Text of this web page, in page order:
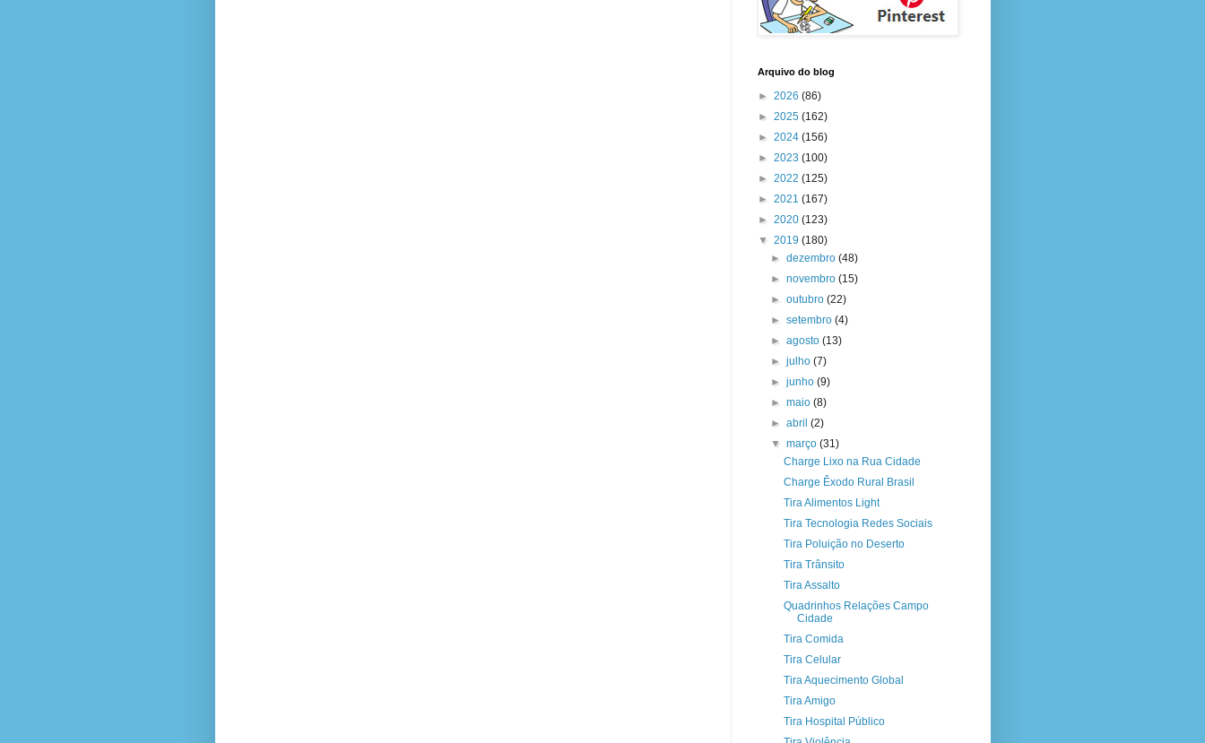
Arquivo do blog
► 2026 (86)
► 2025 (162)
► 2024 (156)
► 2023 (100)
► 2022 (125)
► 2021 (167)
► 2020 (123)
▼ 2019 (180)
► dezembro (48)
► novembro (15)
► outubro (22)
► setembro (4)
► agosto (13)
► julho (7)
► junho (9)
► maio (8)
► abril (2)
▼ março (31)
Charge Lixo na Rua Cidade
Charge Êxodo Rural Brasil
Tira Alimentos Light
Tira Tecnologia Redes Sociais
Tira Poluição no Deserto
Tira Trânsito
Tira Assalto
Quadrinhos Relações Campo
Cidade
Tira Comida
Tira Celular
Tira Aquecimento Global
Tira Amigo
Tira Hospital Público